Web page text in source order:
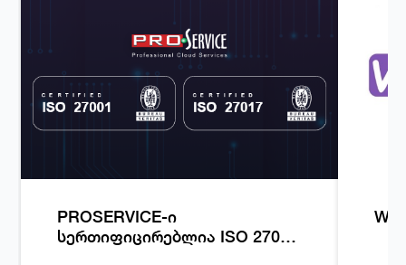
PROSERVICE-ი
სერთიფიცირებლია ISO 27001